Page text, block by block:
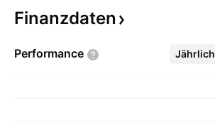
Finanzdaten
Performance Jährlich
Mehr